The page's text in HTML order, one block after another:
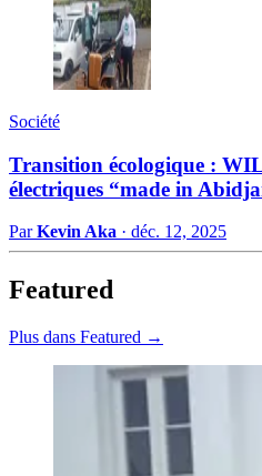
Société
Transition écologique :
électriques “made in
ParKevin Aka · déc. 12, 2025
Featured
Plus dans Featured →